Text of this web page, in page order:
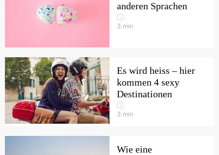
anderen Sprachen
3 min
Es wird heiss – hier
kommen 4 sexy
Destinationen
3 min
Wie eine